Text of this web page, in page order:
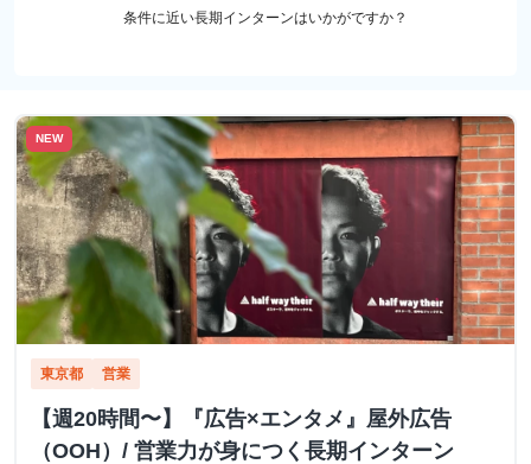
条件に近い長期インターンはいかがですか？
NEW
東京都 営業
【週20時間〜】『広告×エンタメ』屋外広告
（OOH）/ 営業力が身につく長期インターン